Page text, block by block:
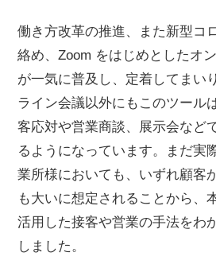
働き方改革の推進、また新型コ
絡め、Zoom をはじめとしたオ
が一気に普及し、定着してまい
ライン会議以外にもこのツール
客応対や営業商談、展示会など
るようになっています。まだ実
業所様においても、いずれ顧客
も大いに想定されることから、
活用した接客や営業の手法をわ
しました。